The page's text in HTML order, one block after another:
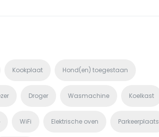
Kookplaat Hond(en) toegestaan
Droger Wasmachine Koelkast
WiFi Elektrische oven Parkeerplaats